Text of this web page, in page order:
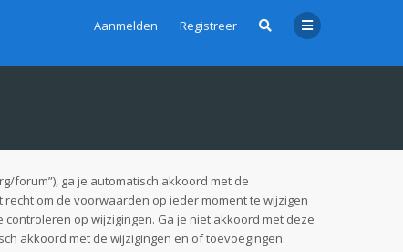
Aanmelden Registreer
forum”), ga je automatisch akkoord met de
om de voorwaarden op ieder moment te wijzigen
op wijzigingen. Ga je niet akkoord met deze
akkoord met de wijzigingen en of toevoegingen.